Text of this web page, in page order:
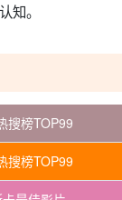
知。
搜榜TOP99
搜榜TOP99